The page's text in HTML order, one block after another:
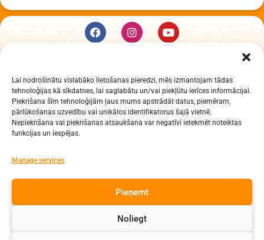
Lai nodrošinātu vislabāko lietošanas pieredzi, mēs izmantojam tādas
tehnoloģijas kā sīkdatnes, lai saglabātu un/vai piekļūtu ierīces informācijai.
Piekrišana šīm tehnoloģijām ļaus mums apstrādāt datus, piemēram,
pārlūkošanas uzvedību vai unikālos identifikatorus šajā vietnē.
Nepiekrišana vai piekrišanas atsaukšana var negatīvi ietekmēt noteiktas
funkcijas un iespējas.
Manage services
Pieņemt
Noliegt
Daugavpils Zinātņu vidusskola
Raiņa iela 30, Daugavpils, LV-5401
Reģ. Nr. 2713903513 (IZM)
Daugavpils valstspilsētas pašvaldība 90000077325
tālr. Direktors: 65423030,
Lietvedis: 65421923